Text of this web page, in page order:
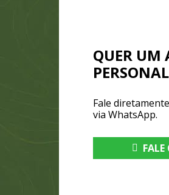
QUER UM
Fale
via WhatsApp.